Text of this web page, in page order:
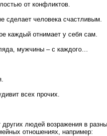
от конфликтов.
сделает человека счастливым.
каждый отнимает у себя сам.
мужчины – с каждого…
всех прочих.
людей возражения в
отношениях, например: